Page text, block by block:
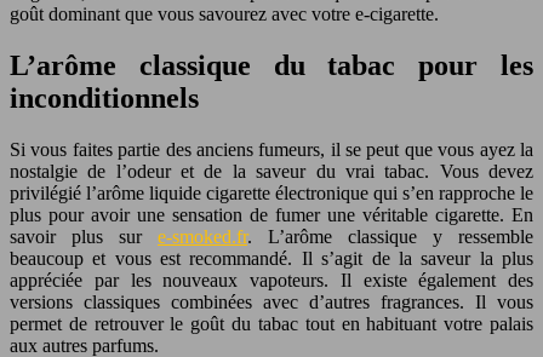
goût dominant que vous savourez avec votre e-cigarette.
L’arôme classique du tabac pour les
inconditionnels
Si vous faites partie des anciens fumeurs, il se peut que vous ayez la
nostalgie de l’odeur et de la saveur du vrai tabac. Vous devez
privilégié l’arôme liquide cigarette électronique qui s’en rapproche le
plus pour avoir une sensation de fumer une véritable cigarette. En
savoir plus sur e-smoked.fr. L’arôme classique y ressemble
beaucoup et vous est recommandé. Il s’agit de la saveur la plus
appréciée par les nouveaux vapoteurs. Il existe également des
versions classiques combinées avec d’autres fragrances. Il vous
permet de retrouver le goût du tabac tout en habituant votre palais
aux autres parfums.